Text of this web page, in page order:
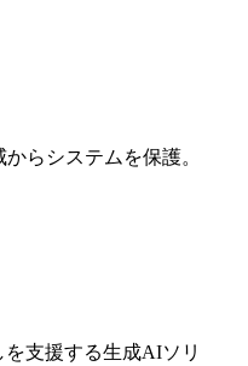
らシステムを保護。
支援する生成AIソリ